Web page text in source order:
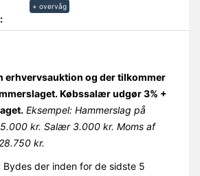
+ overvåg
erhvervsauktion og der tilkommer
Købssalær udgør 3% +
Eksempel: Hammerslag på
kr. Salær 3.000 kr. Moms af
kr.
Bydes der inden for de sidste 5